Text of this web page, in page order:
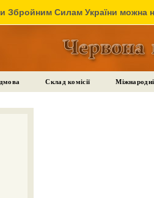
Збройним Силам України можна
Склад комісії